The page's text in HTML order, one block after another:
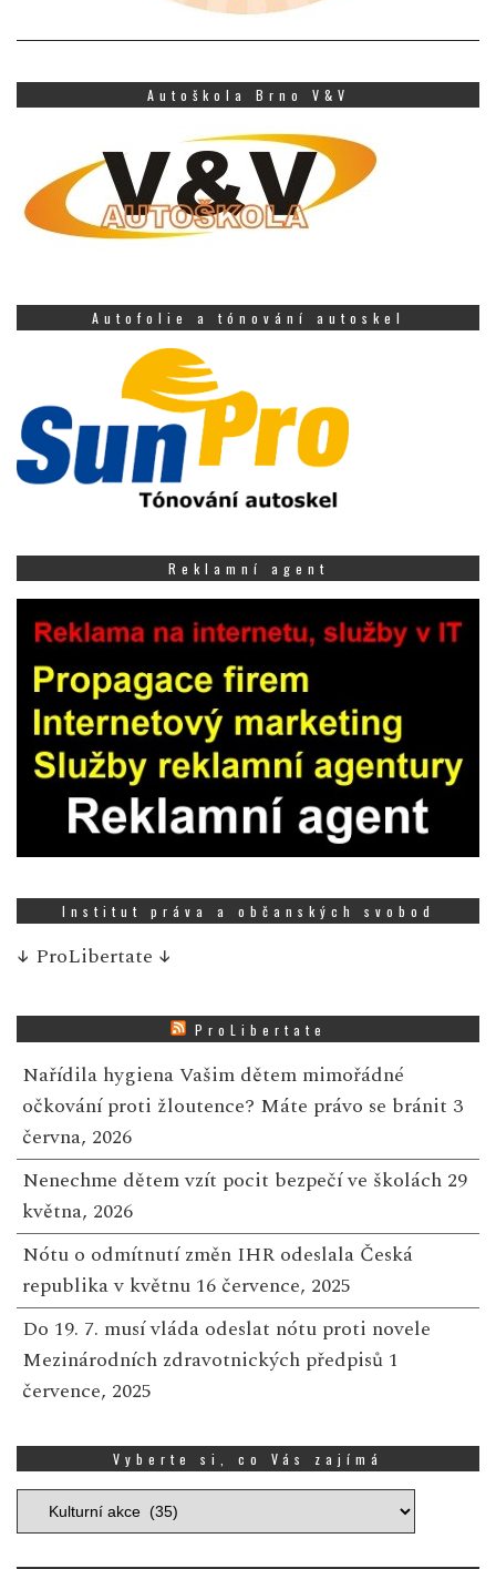
Autoškola Brno V&V
Autofolie a tónování autoskel
Reklamní agent
Institut práva a občanských svobod
↓ ProLibertate ↓
ProLibertate
Nařídila hygiena Vašim dětem mimořádné
očkování proti žloutence? Máte právo se bránit 3
června, 2026
Nenechme dětem vzít pocit bezpečí ve školách 29
května, 2026
Nótu o odmítnutí změn IHR odeslala Česká
republika v květnu 16 července, 2025
Do 19. 7. musí vláda odeslat nótu proti novele
Mezinárodních zdravotnických předpisů 1
července, 2025
Vyberte si, co Vás zajímá
Vyberte
si,